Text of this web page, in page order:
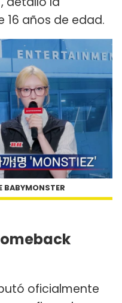
años de edad.
BABYMONSTER
oficialmente